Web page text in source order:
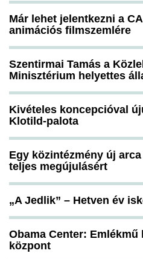
Már lehet jelentkezni a
animációs filmszemlére
Szentirmai Tamás a
Minisztérium helyettes
Kivételes koncepcióval
Klotild-palota
Egy közintézmény új
teljes megújulásért
„A Jedlik” – Hetven év
Obama Center:
központ